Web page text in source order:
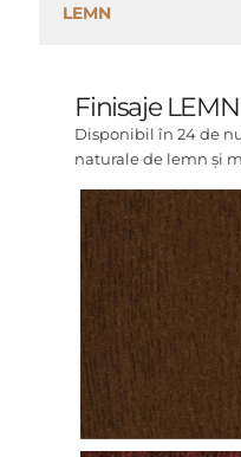
LEMN
Finisaje LEMN
Disponibil în 24 de
naturale de lemn și